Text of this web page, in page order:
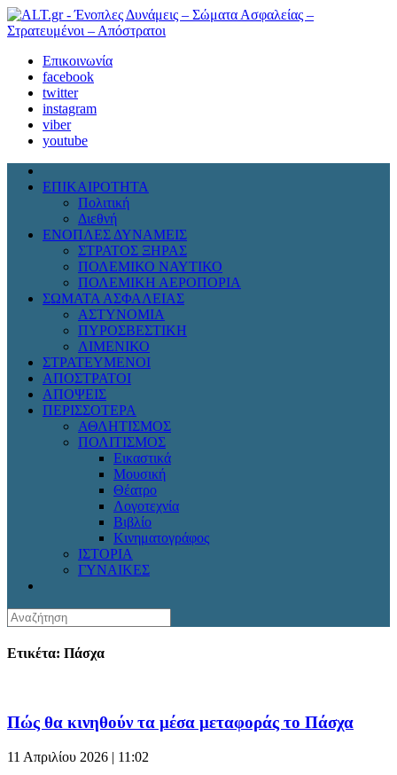
Επικοινωνία
facebook
twitter
instagram
viber
youtube
ΕΠΙΚΑΙΡΟΤΗΤΑ
Πολιτική
Διεθνή
ΕΝΟΠΛΕΣ ΔΥΝΑΜΕΙΣ
ΣΤΡΑΤΟΣ ΞΗΡΑΣ
ΠΟΛΕΜΙΚΟ ΝΑΥΤΙΚΟ
ΠΟΛΕΜΙΚΗ ΑΕΡΟΠΟΡΙΑ
ΣΩΜΑΤΑ ΑΣΦΑΛΕΙΑΣ
ΑΣΤΥΝΟΜΙΑ
ΠΥΡΟΣΒΕΣΤΙΚΗ
ΛΙΜΕΝΙΚΟ
ΣΤΡΑΤΕΥΜΕΝΟΙ
ΑΠΟΣΤΡΑΤΟΙ
ΑΠΟΨΕΙΣ
ΠΕΡΙΣΣΟΤΕΡΑ
ΑΘΛΗΤΙΣΜΟΣ
ΠΟΛΙΤΙΣΜΟΣ
Εικαστικά
Μουσική
Θέατρο
Λογοτεχνία
Βιβλίο
Κινηματογράφος
ΙΣΤΟΡΙΑ
ΓΥΝΑΙΚΕΣ
Ετικέτα: Πάσχα
Πώς θα κινηθούν τα μέσα μεταφοράς το Πάσχα
11 Απριλίου 2026 | 11:02